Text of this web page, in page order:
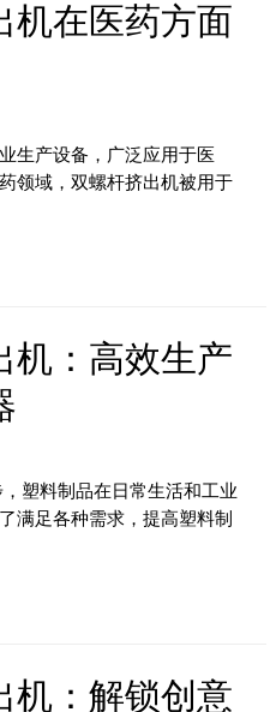
机在医药方面
生产设备，广泛应用于医
领域，双螺杆挤出机被用于
机：高效生产
塑料制品在日常生活和工业
满足各种需求，提高塑料制
机：解锁创意